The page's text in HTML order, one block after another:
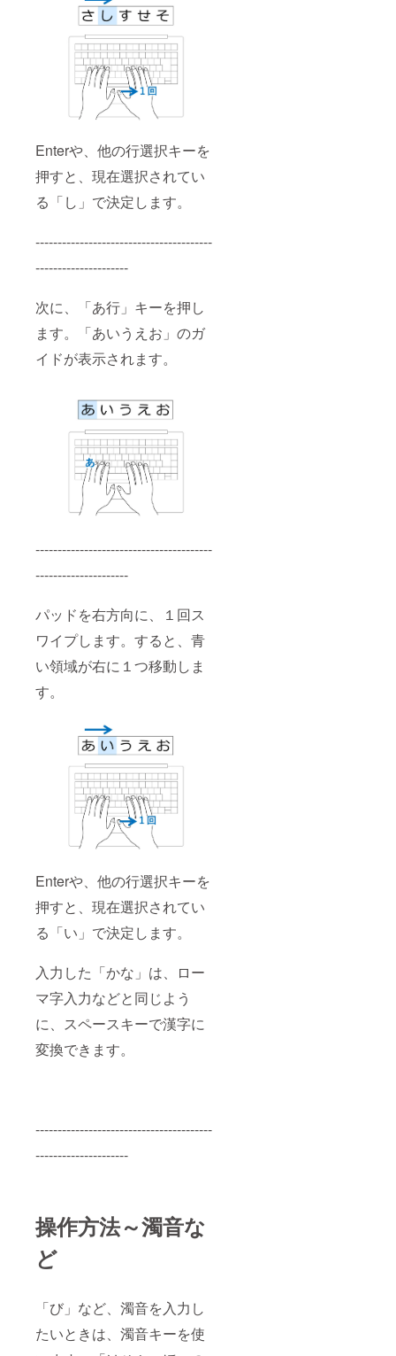
Enterや、他の行選択キーを
押すと、現在選択されてい
る「し」で決定します。
----------------------------------------
---------------------
次に、「あ行」キーを押し
ます。「あいうえお」のガ
イドが表示されます。
----------------------------------------
---------------------
パッドを右方向に、１回ス
ワイプします。すると、青
い領域が右に１つ移動しま
す。
Enterや、他の行選択キーを
押すと、現在選択されてい
る「い」で決定します。
入力した「かな」は、ロー
マ字入力などと同じよう
に、スペースキーで漢字に
変換できます。
----------------------------------------
---------------------
操作方法～濁音な
ど
「び」など、濁音を入力し
たいときは、濁音キーを使